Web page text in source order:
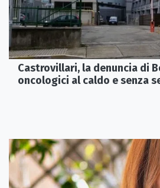
Castrovillari, la denuncia di
oncologici al caldo e senza